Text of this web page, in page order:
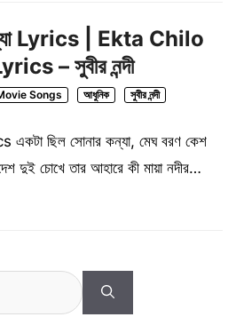
Lyrics | Ekta Chilo
– সুবীর নন্দী
Songs আধুনিক
সুবীর নন্দী
একটা ছিল সোনার কন্যা, মেঘ বরণ কেশ
দুই চোখে তার আহারে কী মায়া নদীর…